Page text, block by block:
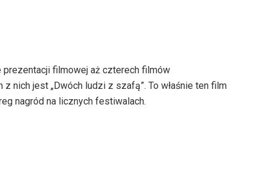
filmowej aż czterech filmów
nich jest „Dwóch ludzi z szafą”. To właśnie ten film
nagród na licznych festiwalach.